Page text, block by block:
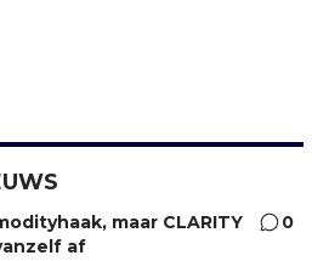
maar CLARITY
af
0